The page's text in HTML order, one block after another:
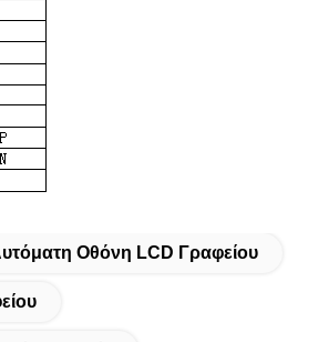
Οθόνη LCD Γραφείου